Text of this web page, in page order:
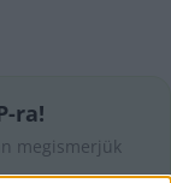
ra!
megismerjük